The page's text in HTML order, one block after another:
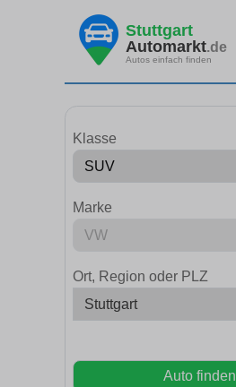
Stuttgart
Automarkt.de
Autos einfach finden
Klasse
Marke
Ort, Region oder PLZ
Auto finden